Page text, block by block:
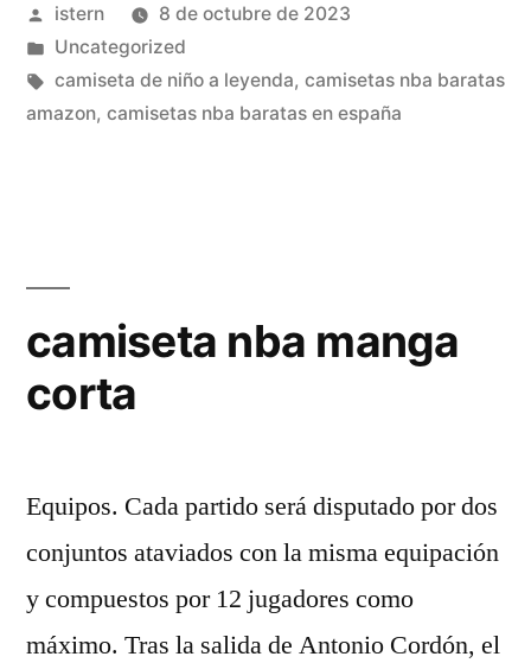
Publicado
por
istern
8 de octubre de 2023
Publicado
en
Uncategorized
Etiquetas:
camiseta de niño a leyenda, camisetas nba baratas
amazon, camisetas nba baratas en españa
camiseta nba manga
corta
Equipos. Cada partido será disputado por dos
conjuntos ataviados con la misma equipación
y compuestos por 12 jugadores como
máximo. Tras la salida de Antonio Cordón, el